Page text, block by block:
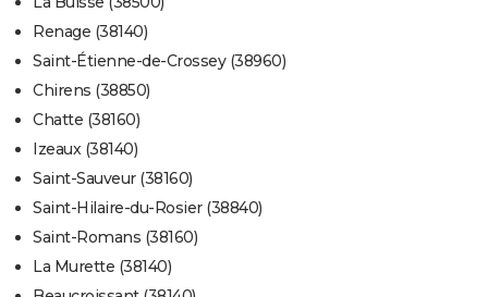
Renage (38140)
Saint-Étienne-de-Crossey (38960)
Chirens (38850)
Chatte (38160)
Izeaux (38140)
Saint-Sauveur (38160)
Saint-Hilaire-du-Rosier (38840)
Saint-Romans (38160)
La Murette (38140)